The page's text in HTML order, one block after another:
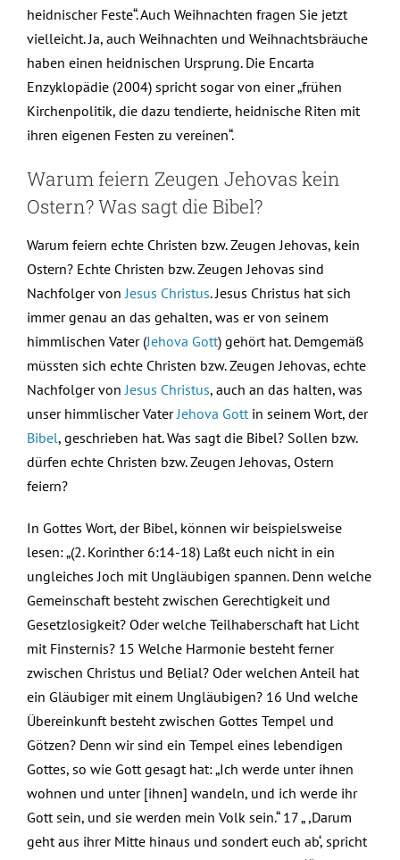
heidnischer Feste“. Auch Weihnachten fragen Sie jetzt
vielleicht. Ja, auch Weihnachten und Weihnachtsbräuche
haben einen heidnischen Ursprung. Die Encarta
Enzyklopädie (2004) spricht sogar von einer „frühen
Kirchenpolitik, die dazu tendierte, heidnische Riten mit
ihren eigenen Festen zu vereinen“.
Warum feiern Zeugen Jehovas kein
Ostern? Was sagt die Bibel?
Warum feiern echte Christen bzw. Zeugen Jehovas, kein
Ostern? Echte Christen bzw. Zeugen Jehovas sind
Nachfolger vonJesus Christus. Jesus Christus hat sich
immer genau an das gehalten, was er von seinem
himmlischen Vater (Jehova Gott) gehört hat. Demgemäß
müssten sich echte Christen bzw. Zeugen Jehovas, echte
Nachfolger vonJesus Christus, auch an das halten, was
unser himmlischer VaterJehova Gottin seinem Wort, der
Bibel, geschrieben hat. Was sagt die Bibel? Sollen bzw.
dürfen echte Christen bzw. Zeugen Jehovas, Ostern
feiern?
In Gottes Wort, der Bibel, können wir beispielsweise
lesen: „(2. Korinther 6:14-18) Laßt euch nicht in ein
ungleiches Joch mit Ungläubigen spannen. Denn welche
Gemeinschaft besteht zwischen Gerechtigkeit und
Gesetzlosigkeit? Oder welche Teilhaberschaft hat Licht
mit Finsternis? 15 Welche Harmonie besteht ferner
zwischen Christus und Bẹlial? Oder welchen Anteil hat
ein Gläubiger mit einem Ungläubigen? 16 Und welche
Übereinkunft besteht zwischen Gottes Tempel und
Götzen? Denn wir sind ein Tempel eines lebendigen
Gottes, so wie Gott gesagt hat: „Ich werde unter ihnen
wohnen und unter [ihnen] wandeln, und ich werde ihr
Gott sein, und sie werden mein Volk sein.“ 17 „ ,Darum
geht aus ihrer Mitte hinaus und sondert euch ab‘, spricht